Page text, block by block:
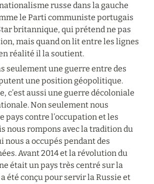
russe dans la gauche
le Parti communiste portugais
britannique, qui prétend ne pas
mais quand on lit entre les lignes
réalité il la soutient.
seulement une guerre entre des
une position géopolitique.
c’est aussi une guerre décoloniale
Non seulement nous
pays contre l’occupation et les
nous rompons avec la tradition du
nous a occupés pendant des
Avant 2014 et la révolution du
était un pays très centré sur la
a été conçu pour servir la Russie et